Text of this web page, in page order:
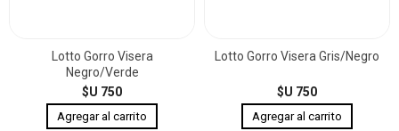
Lotto Gorro Visera
Negro/Verde
$U 750
Lotto Gorro Visera Gris/Negro
$U 750